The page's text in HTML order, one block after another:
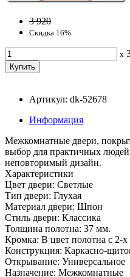
3 920
Скидка 16%
x
Артикул: dk-52678
Информация
Межкомнатные двери,
выбор для практичных
неповторимый дизайн.
Характеристики
Цвет двери: Светлые
Тип двери: Глухая
Материал двери: Шпон
Стиль двери: Классика
Толщина полотна: 37 мм.
Кромка: В цвет полотна с 2-х
Конструкция: Каркасно-
Открывание: Универсальное
Назначение: Межкомнатные